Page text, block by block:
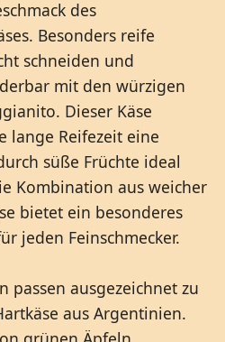
des
Besonders reife
schneiden und
mit den würzigen
Dieser Käse
lange Reifezeit eine
süße Früchte ideal
Kombination aus weicher
bietet ein besonderes
jeden Feinschmecker.
passen ausgezeichnet zu
aus Argentinien.